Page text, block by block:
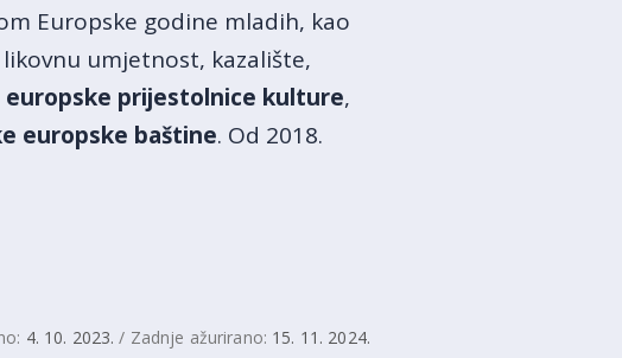
Europske godine mladih, kao
umjetnost, kazalište,
europske prijestolnice kulture,
europske baštine. Od 2018.
4. 10. 2023. / Zadnje ažurirano: 15. 11. 2024.